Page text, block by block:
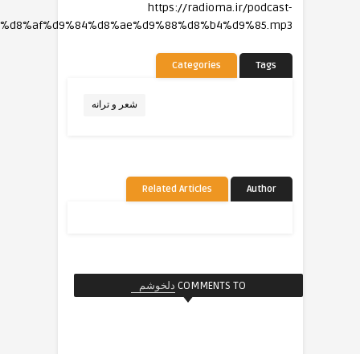
https://radioma.ir/podcast-
Categories Tags
شعر و ترانه
Related Articles Author
COMMENTS TO دلخوشم